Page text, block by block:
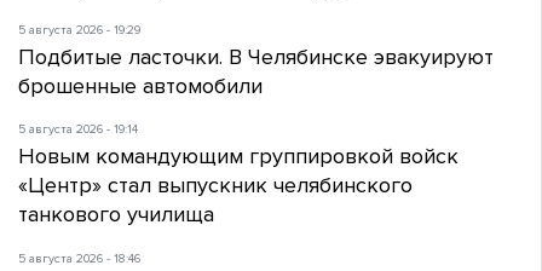
5 августа 2026 - 19:29
Подбитые ласточки. В Челябинске эвакуируют
брошенные автомобили
5 августа 2026 - 19:14
Новым командующим группировкой войск
«Центр» стал выпускник челябинского
танкового училища
5 августа 2026 - 18:46